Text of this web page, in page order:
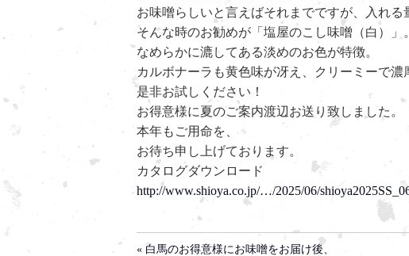
お味噌らしいと言えばそれまでですが、入れ
そんな時のお勧めが「塩屋のこし味噌（白）」。
なめらかに漉してある淡めのお色が特徴。
カルボナーラも黄色味が冴え、クリーミーで濃
是非お試しください！
お得意様に夏のご案内渡辺お送り致しました。
本年もご用命を、
お待ち申し上げております。
カタログダウンロード
http://www.shioya.co.jp/…/2025/06/
« 白馬のお得意様にお味噌をお届け後、